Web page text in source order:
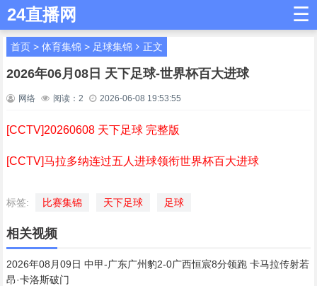
24直播网 ☰
首页> 体育集锦> 足球集锦 正文
2026年06月08日 天下足球-世界杯百大进球
网络 阅读： 2 2026-06-08 19:53:55
[CCTV]20260608 天下足球 完整版
[CCTV]马拉多纳连过五人进球领衔世界杯百大进球
标签: 比赛集锦 天下足球 足球
相关视频
2026年08月09日 中甲-广东广州豹2-0广西恒宸8分领跑 卡马拉传射若
昂·卡洛斯破门